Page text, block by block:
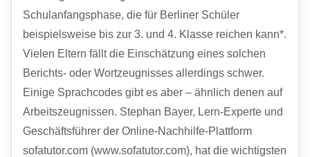
Schulanfangsphase, die für Berliner Schüler
beispielsweise bis zur 3. und 4. Klasse reichen kann*.
Vielen Eltern fällt die Einschätzung eines solchen
Berichts- oder Wortzeugnisses allerdings schwer.
Einige Sprachcodes gibt es aber – ähnlich denen auf
Arbeitszeugnissen. Stephan Bayer, Lern-Experte und
Geschäftsführer der Online-Nachhilfe-Plattform
sofatutor.com (www.sofatutor.com), hat die wichtigsten